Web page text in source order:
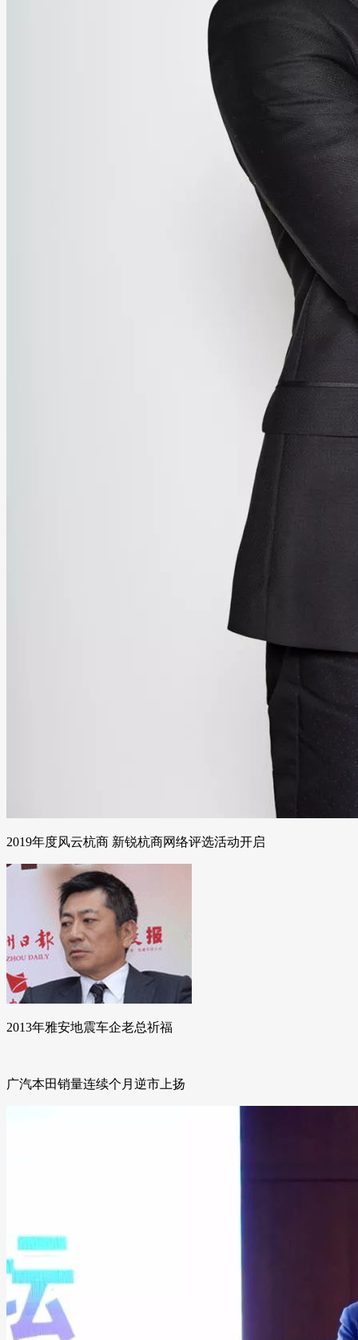
2019年度风云杭商 新锐杭商网络评选活动开启
2013年雅安地震车企老总祈福
广汽本田销量连续个月逆市上扬